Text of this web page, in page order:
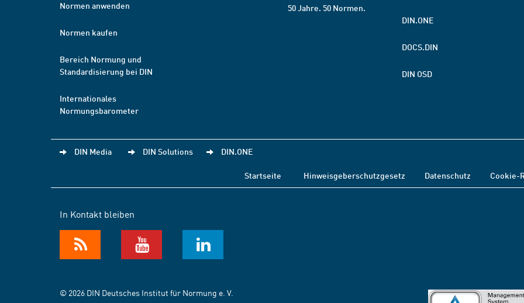
Normen anwenden
Normen kaufen
Bereich Normung und
Standardisierung bei DIN
Internationales
Normungsbarometer
50 Jahre. 50 Normen.
DIN.ONE
DOCS.DIN
DIN OSD
DIN Media DIN Solutions DIN.ONE
Startseite Hinweisgeberschutzgesetz Datenschutz Cookie-
In Kontakt bleiben
© 2026 DIN Deutsches Institut für Normung e. V.